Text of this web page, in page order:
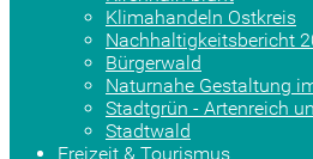
Klimahandeln Ostkreis
Nachhaltigkeitsbericht
Bürgerwald
Naturnahe Gestaltung
Stadtgrün - Artenreich
Stadtwald
Freizeit & Tourismus